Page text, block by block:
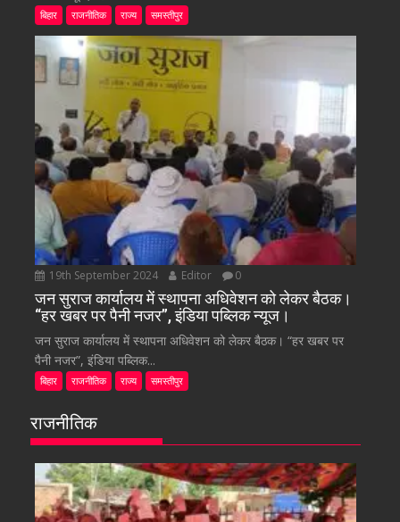
बिहार राजनीतिक राज्य समस्तीपुर
19th September 2024 Editor 0
जन सुराज कार्यालय में स्थापना अधिवेशन को लेकर बैठक।
“हर खबर पर पैनी नजर”, इंडिया पब्लिक न्यूज।
जन सुराज कार्यालय में स्थापना अधिवेशन को लेकर बैठक। “हर खबर पर
पैनी नजर”, इंडिया पब्लिक...
बिहार राजनीतिक राज्य समस्तीपुर
राजनीतिक